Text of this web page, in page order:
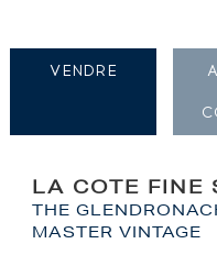
LA COTE FINE
THE
MASTER VINTAGE
VENDRE